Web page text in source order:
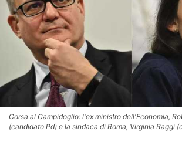
Corsa al Campidoglio: l'ex ministro dell'Economia,
(candidato Pd) e la sindaca di Roma, Virginia Raggi